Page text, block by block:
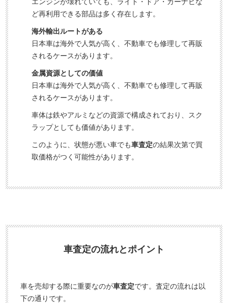
ど再利用できる部品は多く存在します。
海外輸出ルートがある
日本車は海外で人気が高く、不動車でも修理して再販
されるケースがあります。
金属資源としての価値
日本車は海外で人気が高く、不動車でも修理して再販
されるケースがあります。
車体は鉄やアルミなどの資源で構成されており、スク
ラップとしても価値があります。
このように、状態が悪い車でも車査定の結果次第で買
取価格がつく可能性があります。
車査定の流れとポイント
車を売却する際に重要なのが車査定です。査定の流れは以
下の通りです。